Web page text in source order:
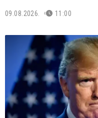
09.08.2026. 11:00